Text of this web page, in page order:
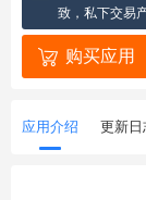
致，私下交易
购买应用
应用介绍 更新日